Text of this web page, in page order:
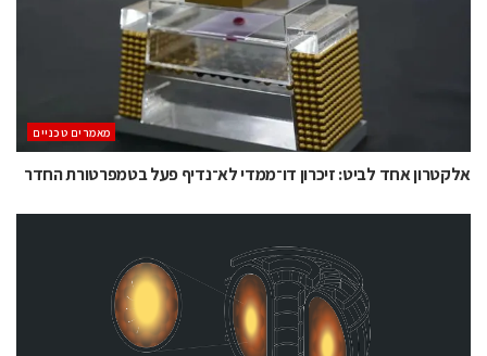
מאמרים טכניים
אלקטרון אחד לביט: זיכרון דו־ממדי לא־נדיף פעל בטמפרטורת החדר